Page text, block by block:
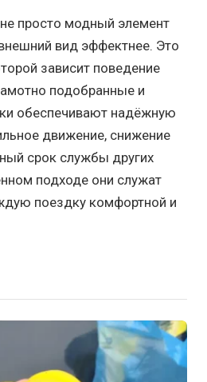
просто модный элемент
вид эффектнее. Это
зависит поведение
подобранные и
обеспечивают надёжную
движение, снижение
срок службы других
подходе они служат
поездку комфортной и